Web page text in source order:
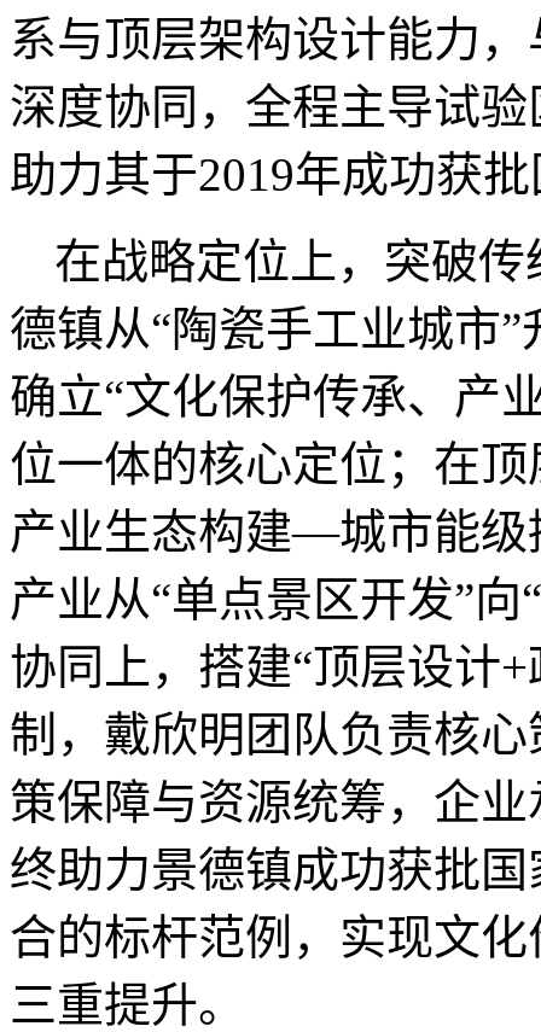
系与顶层架构设计能力
深度协同，全程主导试
助力其于2019年成功获
在战略定位上，突破
德镇从“陶瓷手工业城市”
确立“文化保护传承、产
位一体的核心定位；在
产业生态构建—城市能级
产业从“单点景区开发”向“
协同上，搭建“顶层设计+
制，戴欣明团队负责核
策保障与资源统筹，企
终助力景德镇成功获批
合的标杆范例，实现文
三重提升。